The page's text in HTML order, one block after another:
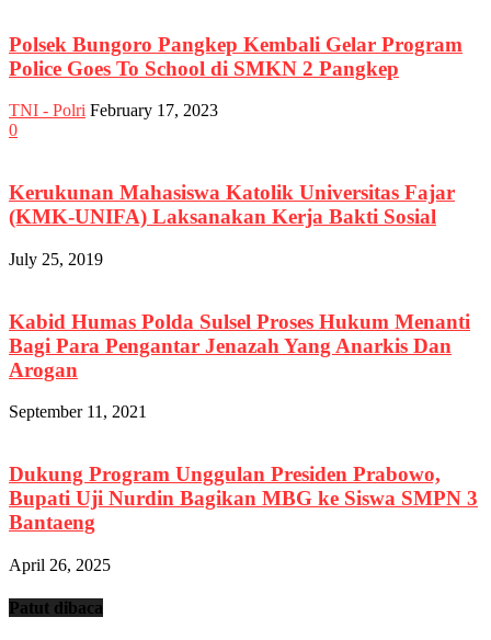
Polsek Bungoro Pangkep Kembali Gelar Program
Police Goes To School di SMKN 2 Pangkep
TNI - Polri February 17, 2023
0
Kerukunan Mahasiswa Katolik Universitas Fajar
(KMK-UNIFA) Laksanakan Kerja Bakti Sosial
July 25, 2019
Kabid Humas Polda Sulsel Proses Hukum Menanti
Bagi Para Pengantar Jenazah Yang Anarkis Dan
Arogan
September 11, 2021
Dukung Program Unggulan Presiden Prabowo,
Bupati Uji Nurdin Bagikan MBG ke Siswa SMPN 3
Bantaeng
April 26, 2025
Patut dibaca